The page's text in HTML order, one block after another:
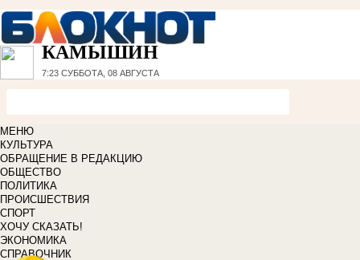
КАМЫШИН
7:23 СУББОТА, 08 АВГУСТА
МЕНЮ
КУЛЬТУРА
ОБРАЩЕНИЕ В РЕДАКЦИЮ
ОБЩЕСТВО
ПОЛИТИКА
ПРОИСШЕСТВИЯ
СПОРТ
ХОЧУ СКАЗАТЬ!
ЭКОНОМИКА
СПРАВОЧНИК